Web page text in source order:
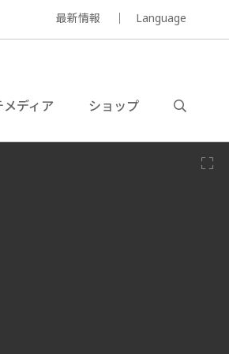
最新情報 Language
メディア ショップ